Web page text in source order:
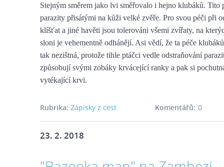
Stejným směrem jako lvi směřovalo i hejno klubáků. Tito
parazity přisátými na kůži velké zvěře. Pro svou péči při
klíšťat a jiné havěti jsou tolerováni všemi zvířaty, na
sloni je vehementně odhánějí. Asi vědí, že ta péče
tak nezištná, protože tihle ptáčci vedle odstraňování
způsobují svými zobáky krvácející ranky a pak si
vytékající krvi.
Rubrika: Zápisky z cest 0
Komentářů:
23. 2. 2018